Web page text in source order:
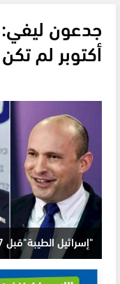
أكتوبر لم
"إسرائيل الطيبة"قبل 7 أكتوبر لم تكن سوى وهم